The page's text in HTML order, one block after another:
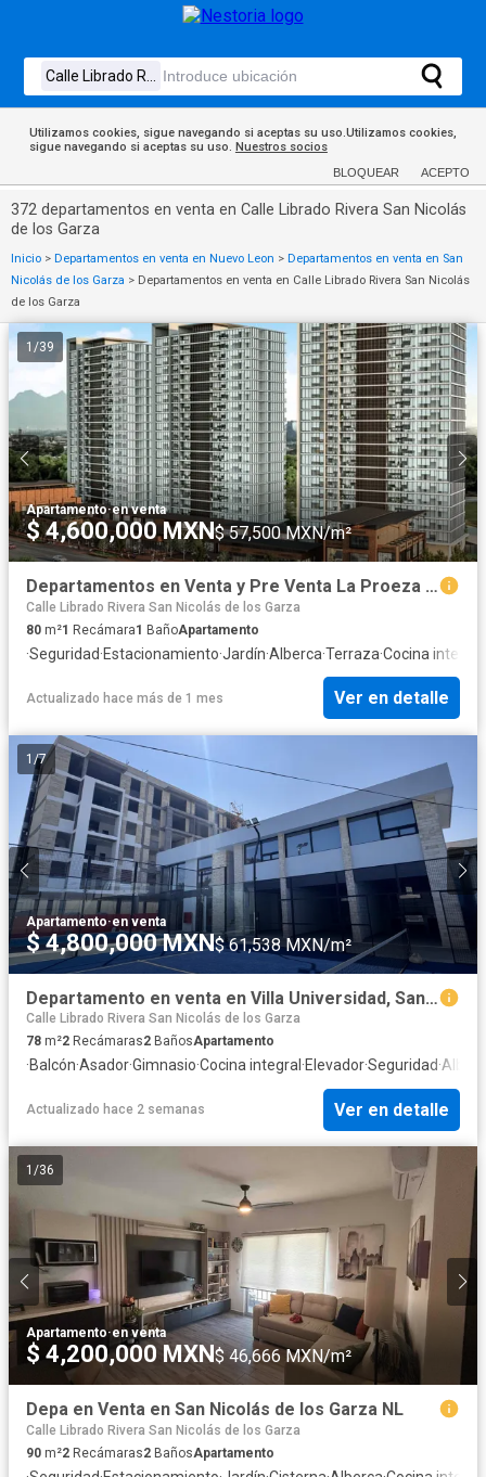
Utilizamos cookies, sigue navegando si aceptas su uso.Utilizamos cookies,
sigue navegando si aceptas su uso. Nuestros socios
BLOQUEAR ACEPTO
372 departamentos en venta en Calle Librado Rivera San Nicolás
de los Garza
Inicio > Departamentos en venta en Nuevo Leon > Departamentos en venta en San
Nicolás de los Garza > Departamentos en venta en Calle Librado Rivera San Nicolás
de los Garza
1 /39
Apartamento·en venta
$ 4,600,000 MXN$ 57,500 MXN/m²
Departamentos en Venta y Pre Venta La Proeza San Nicolas
Calle Librado Rivera San Nicolás de los Garza
80 m²1 Recámara1 BañoApartamento
·Seguridad·Estacionamiento·Jardín·Alberca·Terraza·Cocina integral
Actualizado hace más de 1 mes Ver en detalle
1 /7
Apartamento·en venta
$ 4,800,000 MXN$ 61,538 MXN/m²
Departamento en venta en Villa Universidad, San Nicolás de los Garza, Nuevo León
Calle Librado Rivera San Nicolás de los Garza
78 m²2 Recámaras2 BañosApartamento
·Balcón·Asador·Gimnasio·Cocina integral ·Elevador·Seguridad·
Actualizado hace 2 semanas Ver en detalle
1 /36
Apartamento·en venta
$ 4,200,000 MXN$ 46,666 MXN/m²
Depa en Venta en San Nicolás de los Garza NL
Calle Librado Rivera San Nicolás de los Garza
90 m²2 Recámaras2 BañosApartamento